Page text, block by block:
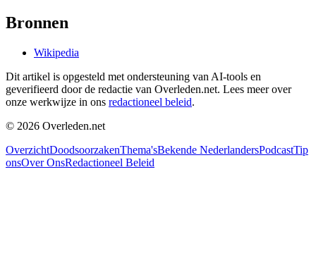
Bronnen
Wikipedia
Dit artikel is opgesteld met ondersteuning van AI-tools en
geverifieerd door de redactie van Overleden.net. Lees meer over
onze werkwijze in ons redactioneel beleid.
© 2026 Overleden.net
OverzichtDoodsoorzakenThema'sBekende NederlandersPodcastTip
onsOver OnsRedactioneel Beleid